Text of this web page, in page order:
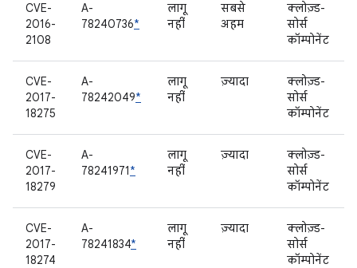
CVE-
2016-
2108
A-
78240736*
लागू
नहीं
सबसे
अहम
क्लोज़्ड-
सोर्स
कॉम्पोनेंट
CVE-
2017-
18275
A-
78242049*
लागू
नहीं
ज़्यादा
क्लोज़्ड-
सोर्स
कॉम्पोनेंट
CVE-
2017-
18279
A-
78241971*
लागू
नहीं
ज़्यादा
क्लोज़्ड-
सोर्स
कॉम्पोनेंट
CVE-
2017-
18274
A-
78241834*
लागू
नहीं
ज़्यादा
क्लोज़्ड-
सोर्स
कॉम्पोनेंट